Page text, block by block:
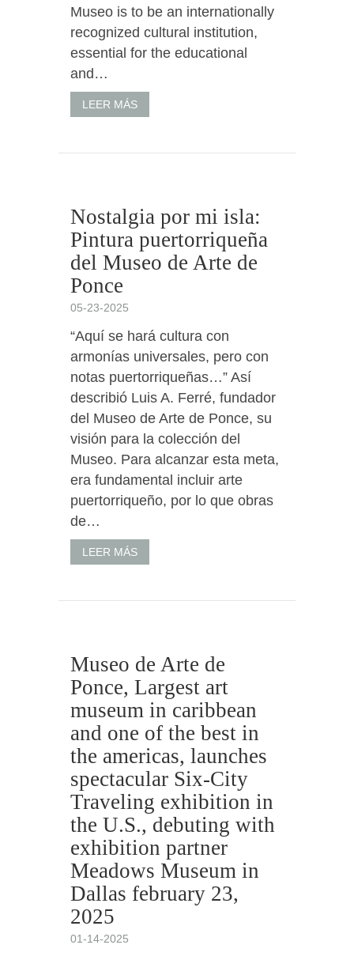
Museo is to be an internationally
recognized cultural institution,
essential for the educational
and…
LEER MÁS
Nostalgia por mi isla:
Pintura puertorriqueña
del Museo de Arte de
Ponce
05-23-2025
“Aquí se hará cultura con
armonías universales, pero con
notas puertorriqueñas…” Así
describió Luis A. Ferré, fundador
del Museo de Arte de Ponce, su
visión para la colección del
Museo. Para alcanzar esta meta,
era fundamental incluir arte
puertorriqueño, por lo que obras
de…
LEER MÁS
Museo de Arte de
Ponce, Largest art
museum in caribbean
and one of the best in
the americas, launches
spectacular Six-City
Traveling exhibition in
the U.S., debuting with
exhibition partner
Meadows Museum in
Dallas february 23,
2025
01-14-2025